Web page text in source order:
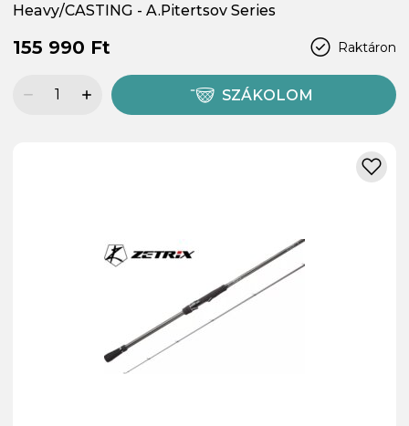
Heavy/CASTING - A.Pitertsov Series
Raktáron
155 990 Ft
SZÁKOLOM